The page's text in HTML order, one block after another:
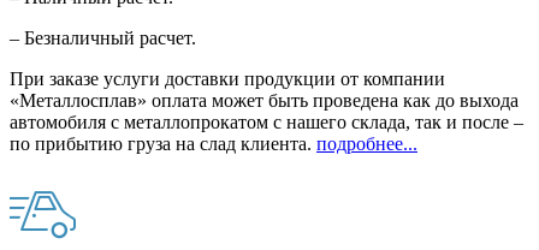
– Безналичный расчет.
При заказе услуги доставки продукции от компании
«Металлосплав» оплата может быть проведена как до выхода
автомобиля с металлопрокатом с нашего склада, так и после –
по прибытию груза на слад клиента. подробнее...